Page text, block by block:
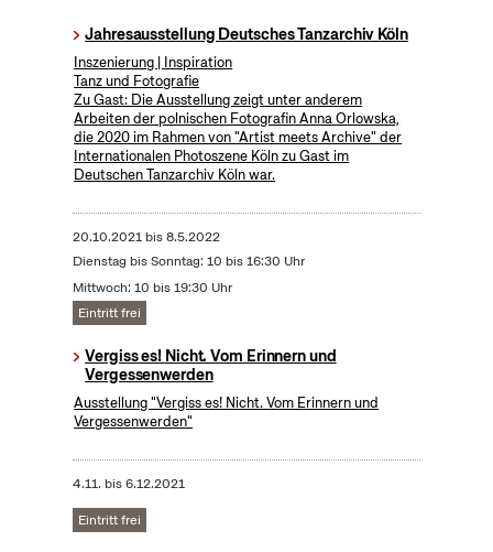
Jahresausstellung Deutsches Tanzarchiv Köln
Inszenierung | Inspiration
Tanz und Fotografie
Zu Gast: Die Ausstellung zeigt unter anderem
Arbeiten der polnischen Fotografin Anna Orlowska,
die 2020 im Rahmen von "Artist meets Archive" der
Internationalen Photoszene Köln zu Gast im
Deutschen Tanzarchiv Köln war.
20.10.2021bis8.5.2022
Dienstag bis Sonntag: 10 bis 16:30 Uhr
Mittwoch: 10 bis 19:30 Uhr
Eintritt frei
Vergiss es! Nicht. Vom Erinnern und
Vergessenwerden
Ausstellung "Vergiss es! Nicht. Vom Erinnern und
Vergessenwerden"
4.11. bis6.12.2021
Eintritt frei